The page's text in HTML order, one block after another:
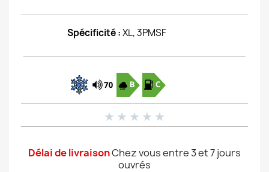
Spécificité :XL, 3PMSF
★ ★ ★ ★ ★
Délai de livraisonChez vous entre 3 et 7 jours
ouvrés